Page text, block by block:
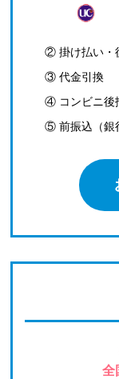
② 掛け払い・
③ 代金引換
④ コンビニ後
⑤ 前振込（銀
全